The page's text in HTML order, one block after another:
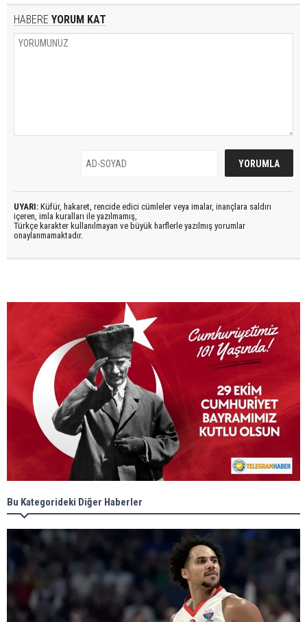
HABERE YORUM KAT
UYARI: Küfür, hakaret, rencide edici cümleler veya imalar, inançlara saldırı
içeren, imla kuralları ile yazılmamış,
Türkçe karakter kullanılmayan ve büyük harflerle yazılmış yorumlar
onaylanmamaktadır.
Bu Kategorideki Diğer Haberler